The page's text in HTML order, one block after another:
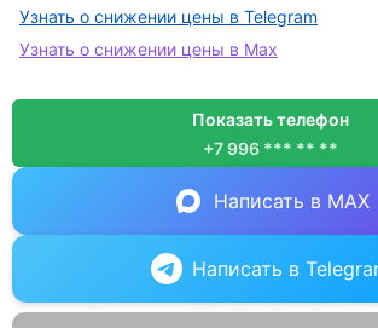
Узнать о снижении цены в Telegram
Узнать о снижении цены в Max
Показать телефон
+7 996 *** ** **
Написать в MAX
Написать в